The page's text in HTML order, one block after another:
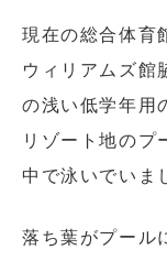
現在の総合体育
ウィリアムズ館
の浅い低学年用
リゾート地のプ
中で泳いでいま
落ち葉がプール